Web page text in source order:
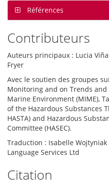
Références
Contributeurs
Auteurs principaux : Lucia
Fryer
Avec le soutien des groupes
Monitoring and on Trends
Marine Environment (MIME),
of the Hazardous Substances
HASTA) and Hazardous
Committee (HASEC).
Traduction : Isabelle Wojtyniak
Language Services Ltd
Citation